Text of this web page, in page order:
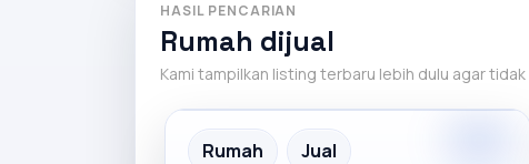
HASIL PENCARIAN
Rumah dijual
Kami tampilkan listing terbaru lebih dulu agar
Recommended
Rumah Jual